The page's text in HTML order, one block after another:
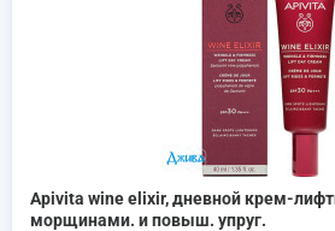
Apivita wine elixir, дневной крем-
морщинами. и повыш. упруг.